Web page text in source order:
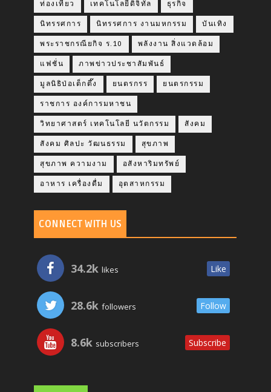
ท่องเที่ยว เทคโนโลยีดิจิทัล ธุรกิจ
นิทรรศการ นิทรรศการ งานมหกรรม บันเทิง
พระราชกรณียกิจ ร.10 พลังงาน สิ่งแวดล้อม
แฟชั่น ภาพข่าวประชาสัมพันธ์
มูลนิธิป่อเต็กตึ๊ง ยนตรกรร ยนตรกรรม
ราชการ องค์การมหาชน
วิทยาศาสตร์ เทคโนโลยี นวัตกรรม สังคม
สังคม ศิลปะ วัฒนธรรม สุขภาพ
สุขภาพ ความงาม อสังหาริมทรัพย์
อาหาร เครื่องดื่ม อุตสาหกรรม
CONNECT WITH US
34.2k likes Like
28.6k followers Follow
8.6k subscribers Subscribe